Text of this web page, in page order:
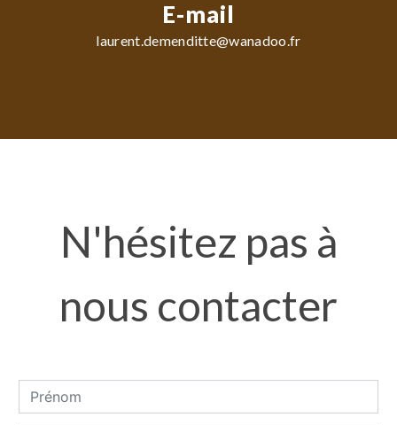
E-mail
laurent.demenditte@wanadoo.fr
N'hésitez pas à
nous contacter